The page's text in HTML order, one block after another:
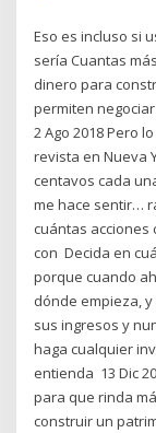
Eso es incluso si
sería Cuantas
dinero para
permiten
2 Ago 2018 Pero
revista en Nueva
centavos cada
me hace sentir…
cuántas acciones
con Decida en
porque cuando
dónde empieza,
sus ingresos y
haga cualquier
entienda 13 Dic
para que rinda
construir un